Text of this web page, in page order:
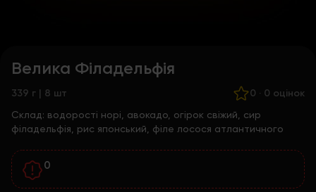
Велика Філадельфія
339 г | 8 шт 0 · 0 оцінок
Склад: водорості норі, авокадо, огірок свіжий, сир
філадельфія, рис японський, філе лосося атлантичного
0